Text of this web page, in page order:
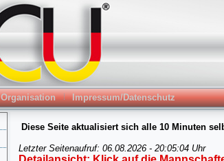
Organisation Impressum/Datenschutz